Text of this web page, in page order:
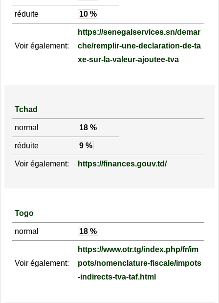
réduite 10 %
Voir également:
https://senegalservices.sn/demar
che/remplir-une-declaration-de-ta
xe-sur-la-valeur-ajoutee-tva
Tchad
normal 18 %
réduite 9 %
Voir également: https://finances.gouv.td/
Togo
normal 18 %
Voir également:
https://www.otr.tg/index.php/fr/im
pots/nomenclature-fiscale/impots
-indirects-tva-taf.html